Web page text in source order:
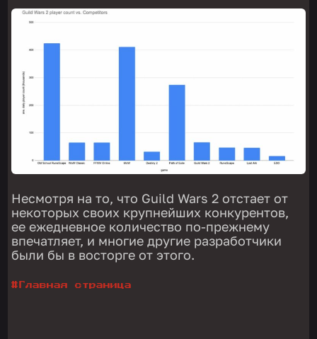
Несмотря на то, что Guild Wars 2 отстает от
некоторых своих крупнейших конкурентов,
ее ежедневное количество по-прежнему
впечатляет, и многие другие разработчики
были бы в восторге от этого.
# Главная страница